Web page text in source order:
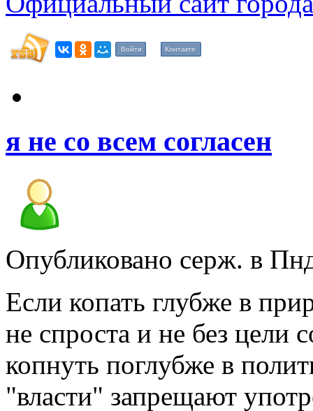
Войти Контакте
я не со всем согласен
Опубликовано серж. в
Если копать глубже в
не спроста и не без цели
копнуть поглубже в
"власти" запрещают